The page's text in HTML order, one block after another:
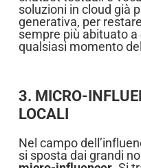
soluzioni in cloud già
generativa, per
sempre più abituato a
qualsiasi momento
3. MICRO-
LOCALI
Nel campo
si sposta dai grandi